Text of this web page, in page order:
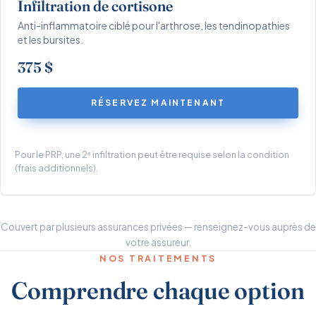
Infiltration de cortisone
Anti-inflammatoire ciblé pour l'arthrose, les tendinopathies
et les bursites.
375 $
RÉSERVEZ MAINTENANT
Pour le PRP, une 2ᵉ infiltration peut être requise selon la condition
(frais additionnels).
Couvert par plusieurs assurances privées — renseignez-vous auprès de
votre assureur.
NOS TRAITEMENTS
Comprendre chaque option